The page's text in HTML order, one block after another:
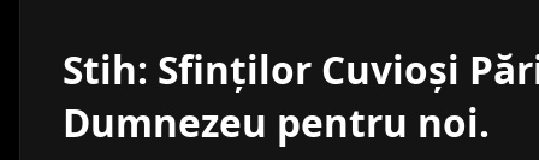
Stih: Sfinţilor Cuvioşi
Dumnezeu pentru noi.